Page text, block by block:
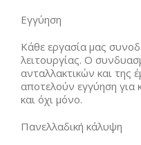
Εγγύηση
Κάθε εργασία μας
λειτουργίας. Ο
ανταλλακτικών και της
αποτελούν εγγύηση για
και όχι μόνο.
Πανελλαδική κάλυψη